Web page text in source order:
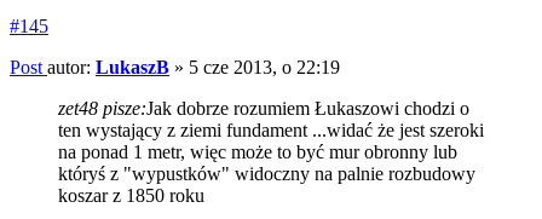
#145
Post autor: LukaszB » 5 cze 2013, o 22:19
zet48 pisze:Jak dobrze rozumiem Łukaszowi chodzi o
ten wystający z ziemi fundament ...widać że jest szeroki
na ponad 1 metr, więc może to być mur obronny lub
któryś z "wypustków" widoczny na palnie rozbudowy
koszar z 1850 roku